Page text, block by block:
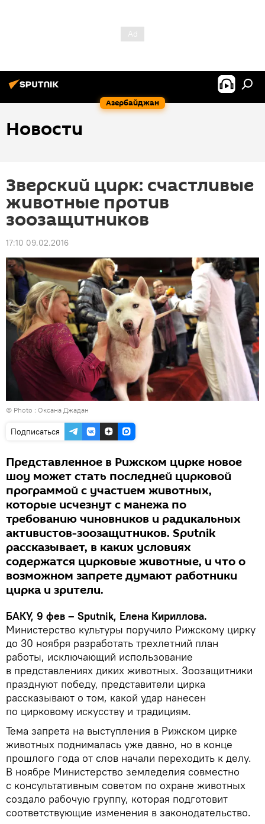
Азербайджан
Новости
Зверский цирк: счастливые
животные против
зоозащитников
17:10 09.02.2016
© Photo : Оксана Джадан
Подписаться
Представленное в Рижском цирке новое
шоу может стать последней цирковой
программой с участием животных,
которые исчезнут с манежа по
требованию чиновников и радикальных
активистов-зоозащитников. Sputnik
рассказывает, в каких условиях
содержатся цирковые животные, и что о
возможном запрете думают работники
цирка и зрители.
БАКУ, 9 фев – Sputnik, Елена Кириллова.
Министерство культуры поручило Рижскому цирку
до 30 ноября разработать трехлетний план
работы, исключающий использование
в представлениях диких животных. Зоозащитники
празднуют победу, представители цирка
рассказывают о том, какой удар нанесен
по цирковому искусству и традициям.
Тема запрета на выступления в Рижском цирке
животных поднималась уже давно, но в конце
прошлого года от слов начали переходить к делу.
В ноябре Министерство земледелия совместно
с консультативным советом по охране животных
создало рабочую группу, которая подготовит
соответствующие изменения в законодательство.